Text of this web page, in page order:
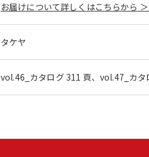
お届けについて詳しくはこちらから
タケヤ
vol.46_カタログ 311 頁、vol.47_カタ